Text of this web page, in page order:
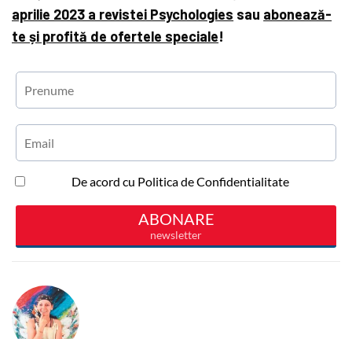
aprilie 2023 a revistei Psychologies sau abonează-
te și profită de ofertele speciale!